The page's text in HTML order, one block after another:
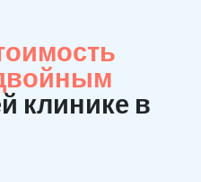
клинике в